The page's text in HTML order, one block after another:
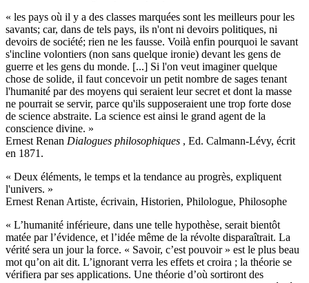
« les pays où il y a des classes marquées sont les meilleurs pour les
savants; car, dans de tels pays, ils n'ont ni devoirs politiques, ni
devoirs de société; rien ne les fausse. Voilà enfin pourquoi le savant
s'incline volontiers (non sans quelque ironie) devant les gens de
guerre et les gens du monde. [...] Si l'on veut imaginer quelque
chose de solide, il faut concevoir un petit nombre de sages tenant
l'humanité par des moyens qui seraient leur secret et dont la masse
ne pourrait se servir, parce qu'ils supposeraient une trop forte dose
de science abstraite. La science est ainsi le grand agent de la
conscience divine. »
Ernest Renan Dialogues philosophiques , Ed. Calmann-Lévy, écrit
en 1871.
« Deux éléments, le temps et la tendance au progrès, expliquent
l'univers. »
Ernest Renan Artiste, écrivain, Historien, Philologue, Philosophe
« L’humanité inférieure, dans une telle hypothèse, serait bientôt
matée par l’évidence, et l’idée même de la révolte disparaîtrait. La
vérité sera un jour la force. « Savoir, c’est pouvoir » est le plus beau
mot qu’on ait dit. L’ignorant verra les effets et croira ; la théorie se
vérifiera par ses applications. Une théorie d’où sortiront des